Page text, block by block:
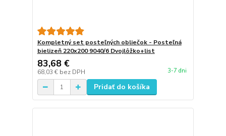
Kompletný set posteľných obliečok - Posteľná
bielizeň 220x200 9040/6 Dvojlôžko+list
83,68 €
68,03 € bez DPH 3-7 dni
Pridať do košíka